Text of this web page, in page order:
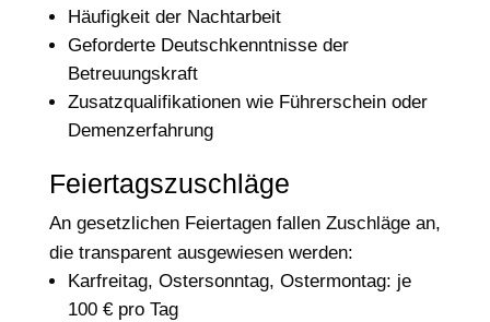
Häufigkeit der Nachtarbeit
Geforderte Deutschkenntnisse der
Betreuungskraft
Zusatzqualifikationen wie Führerschein oder
Demenzerfahrung
Feiertagszuschläge
An gesetzlichen Feiertagen fallen Zuschläge an,
die transparent ausgewiesen werden:
Karfreitag, Ostersonntag, Ostermontag: je
100 € pro Tag